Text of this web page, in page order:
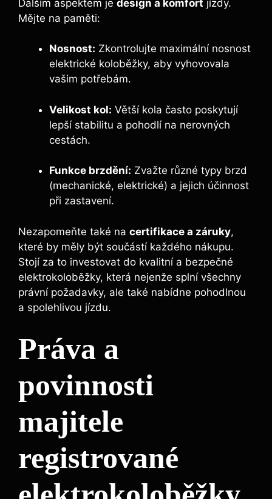
Dalším aspektem je design a komfort jízdy.
Mějte na paměti:
Nosnost: Zkontrolujte maximální nosnost
elektrické koloběžky, aby vyhovovala
vašim potřebám.
Velikost kol: Větší kola často poskytují
lepší stabilitu a pohodlí na nerovných
cestách.
Funkce brzdění: Zvažte různé typy brzd
(mechanické, elektrické) a jejich účinnost
při zastavení.
Nezapomeňte také na certifikace a záruky,
které by měly být součástí každého nákupu.
Stojí za to investovat do kvalitní a bezpečné
elektrokoloběžky, která nejenže splní všechny
právní požadavky, ale také nabídne pohodlnou
a spolehlivou jízdu.
Práva a
povinnosti
majitele
registrované